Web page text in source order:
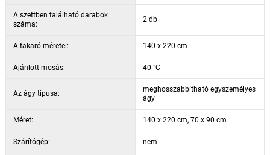
A szettben található darabok
száma:
2 db
A takaró méretei: 140 x 220 cm
Ajánlott mosás: 40 °C
Az ágy tipusa:
meghosszabbítható egyszemélyes
ágy
Méret: 140 x 220 cm, 70 x 90 cm
Szárítógép: nem